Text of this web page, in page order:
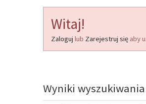
Witaj!
Zaloguj lub Zarejestruj się aby
Wyniki wyszukiwania